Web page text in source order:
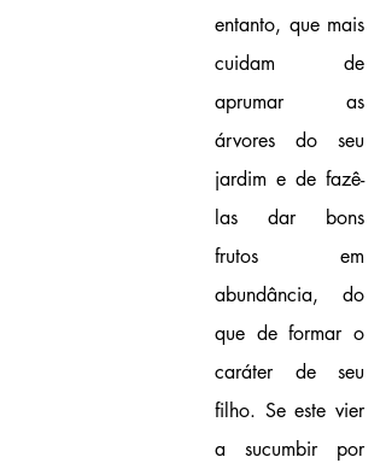
entanto, que mais
cuidam de
aprumar as
árvores do seu
jardim e de fazê-
las dar bons
frutos em
abundância, do
que de formar o
caráter de seu
filho. Se este vier
a sucumbir por